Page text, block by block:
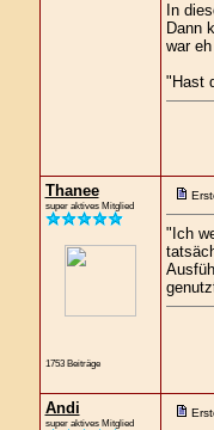
In
Dann
war
"Hast
Thanee
super aktives Mitglied
1753 Beiträge
"Ich
Andi
super aktives Mitglied